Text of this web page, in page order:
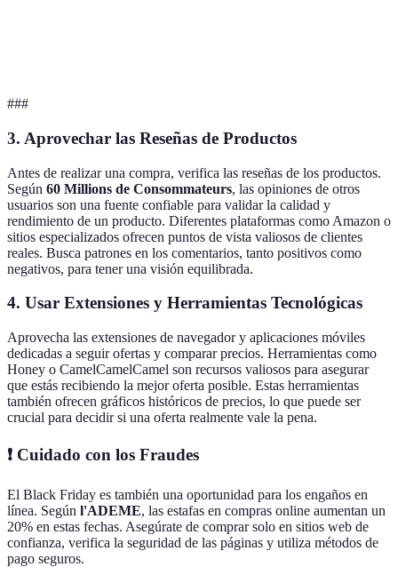
###
3. Aprovechar las Reseñas de Productos
Antes de realizar una compra, verifica las reseñas de los productos.
Según 60 Millions de Consommateurs, las opiniones de otros
usuarios son una fuente confiable para validar la calidad y
rendimiento de un producto. Diferentes plataformas como Amazon o
sitios especializados ofrecen puntos de vista valiosos de clientes
reales. Busca patrones en los comentarios, tanto positivos como
negativos, para tener una visión equilibrada.
4. Usar Extensiones y Herramientas Tecnológicas
Aprovecha las extensiones de navegador y aplicaciones móviles
dedicadas a seguir ofertas y comparar precios. Herramientas como
Honey o CamelCamelCamel son recursos valiosos para asegurar
que estás recibiendo la mejor oferta posible. Estas herramientas
también ofrecen gráficos históricos de precios, lo que puede ser
crucial para decidir si una oferta realmente vale la pena.
❗ Cuidado con los Fraudes
El Black Friday es también una oportunidad para los engaños en
línea. Según l'ADEME, las estafas en compras online aumentan un
20% en estas fechas. Asegúrate de comprar solo en sitios web de
confianza, verifica la seguridad de las páginas y utiliza métodos de
pago seguros.